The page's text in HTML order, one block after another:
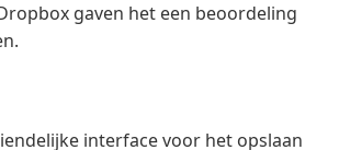
gaven het een beoordeling
interface voor het opslaan